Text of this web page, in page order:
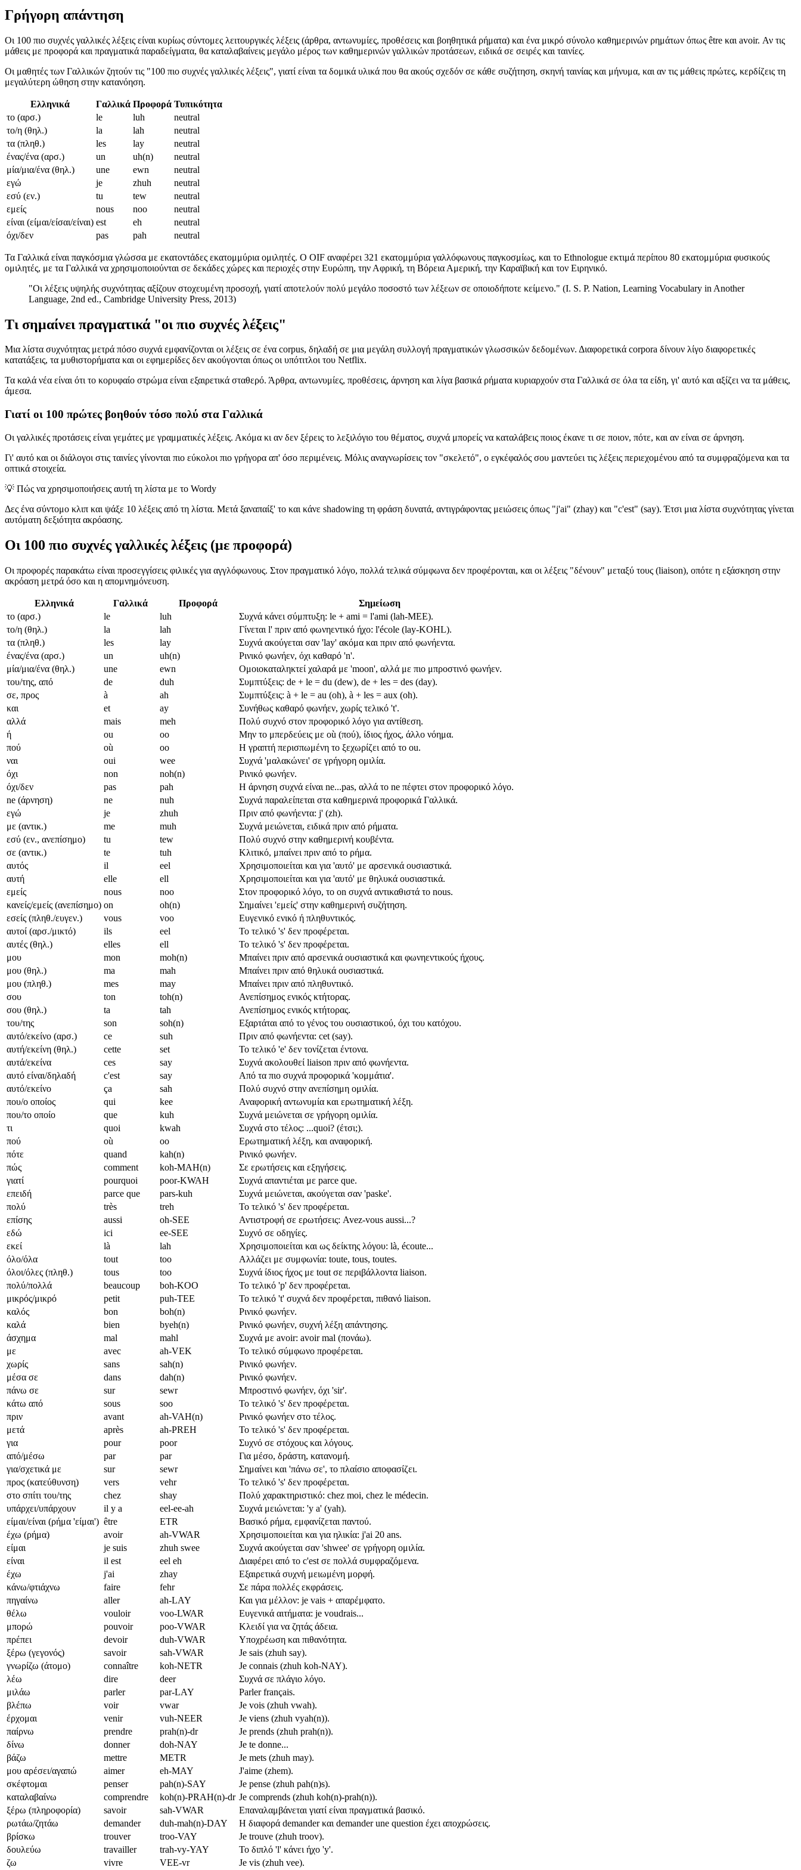
Γρήγορη απάντηση
Οι 100 πιο συχνές γαλλικές λέξεις είναι κυρίως σύντομες λειτουργικές λέξεις (άρθρα, αντωνυμίες, προθέσεις και βοηθητικά ρήματα) και ένα μικρό σύνολο καθημερινών ρημάτων όπως être και avoir. Αν τις
μάθεις με προφορά και πραγματικά παραδείγματα, θα καταλαβαίνεις μεγάλο μέρος των καθημερινών γαλλικών προτάσεων, ειδικά σε σειρές και ταινίες.
Οι μαθητές των Γαλλικών ζητούν τις "100 πιο συχνές γαλλικές λέξεις", γιατί είναι τα δομικά υλικά που θα ακούς σχεδόν σε κάθε συζήτηση, σκηνή ταινίας και μήνυμα, και αν τις μάθεις πρώτες, κερδίζεις τη
μεγαλύτερη ώθηση στην κατανόηση.
Ελληνικά Γαλλικά Προφορά Τυπικότητα
το (αρσ.)
le luh
neutral
το/η (θηλ.)
la lah
neutral
τα (πληθ.)
les lay
neutral
ένας/ένα (αρσ.)
un uh(n)
neutral
μία/μια/ένα (θηλ.)
une ewn
neutral
εγώ
je zhuh
neutral
εσύ (εν.)
tu tew
neutral
εμείς
nous noo
neutral
είναι (είμαι/είσαι/είναι) est eh
neutral
όχι/δεν
pas pah neutral
Τα Γαλλικά είναι παγκόσμια γλώσσα με εκατοντάδες εκατομμύρια ομιλητές. Ο OIF αναφέρει 321 εκατομμύρια γαλλόφωνους παγκοσμίως, και το Ethnologue εκτιμά περίπου 80 εκατομμύρια φυσικούς
ομιλητές, με τα Γαλλικά να χρησιμοποιούνται σε δεκάδες χώρες και περιοχές στην Ευρώπη, την Αφρική, τη Βόρεια Αμερική, την Καραϊβική και τον Ειρηνικό.
"Οι λέξεις υψηλής συχνότητας αξίζουν στοχευμένη προσοχή, γιατί αποτελούν πολύ μεγάλο ποσοστό των λέξεων σε οποιοδήποτε κείμενο." (I. S. P. Nation, Learning Vocabulary in Another
Language, 2nd ed., Cambridge University Press, 2013)
Τι σημαίνει πραγματικά "οι πιο συχνές λέξεις"
Μια λίστα συχνότητας μετρά πόσο συχνά εμφανίζονται οι λέξεις σε ένα corpus, δηλαδή σε μια μεγάλη συλλογή πραγματικών γλωσσικών δεδομένων. Διαφορετικά corpora δίνουν λίγο διαφορετικές
κατατάξεις, τα μυθιστορήματα και οι εφημερίδες δεν ακούγονται όπως οι υπότιτλοι του Netflix.
Τα καλά νέα είναι ότι το κορυφαίο στρώμα είναι εξαιρετικά σταθερό. Άρθρα, αντωνυμίες, προθέσεις, άρνηση και λίγα βασικά ρήματα κυριαρχούν στα Γαλλικά σε όλα τα είδη, γι' αυτό και αξίζει να τα μάθεις,
άμεσα.
Γιατί οι 100 πρώτες βοηθούν τόσο πολύ στα Γαλλικά
Οι γαλλικές προτάσεις είναι γεμάτες με γραμματικές λέξεις. Ακόμα κι αν δεν ξέρεις το λεξιλόγιο του θέματος, συχνά μπορείς να καταλάβεις ποιος έκανε τι σε ποιον, πότε, και αν είναι σε άρνηση.
Γι' αυτό και οι διάλογοι στις ταινίες γίνονται πιο εύκολοι πιο γρήγορα απ' όσο περιμένεις. Μόλις αναγνωρίσεις τον "σκελετό", ο εγκέφαλός σου μαντεύει τις λέξεις περιεχομένου από τα συμφραζόμενα και τα
οπτικά στοιχεία.
💡 Πώς να χρησιμοποιήσεις αυτή τη λίστα με το Wordy
Δες ένα σύντομο κλιπ και ψάξε 10 λέξεις από τη λίστα. Μετά ξαναπαίξ' το και κάνε shadowing τη φράση δυνατά, αντιγράφοντας μειώσεις όπως "j'ai" (zhay) και "c'est" (say). Έτσι μια λίστα συχνότητας γίνεται
αυτόματη δεξιότητα ακρόασης.
Οι 100 πιο συχνές γαλλικές λέξεις (με προφορά)
Οι προφορές παρακάτω είναι προσεγγίσεις φιλικές για αγγλόφωνους. Στον πραγματικό λόγο, πολλά τελικά σύμφωνα δεν προφέρονται, και οι λέξεις "δένουν" μεταξύ τους (liaison), οπότε η εξάσκηση στην
ακρόαση μετρά όσο και η απομνημόνευση.
Ελληνικά Γαλλικά Προφορά
Σημείωση
το (αρσ.)
le luh
Συχνά κάνει σύμπτυξη: le + ami = l'ami (lah-MEE).
το/η (θηλ.)
la lah
Γίνεται l' πριν από φωνηεντικό ήχο: l'école (lay-KOHL).
τα (πληθ.)
les lay
Συχνά ακούγεται σαν 'lay' ακόμα και πριν από φωνήεντα.
ένας/ένα (αρσ.)
un uh(n)
Ρινικό φωνήεν, όχι καθαρό 'n'.
μία/μια/ένα (θηλ.)
une ewn
Ομοιοκαταληκτεί χαλαρά με 'moon', αλλά με πιο μπροστινό φωνήεν.
του/της, από
de duh
Συμπτύξεις: de + le = du (dew), de + les = des (day).
σε, προς
à ah
Συμπτύξεις: à + le = au (oh), à + les = aux (oh).
και
et ay
Συνήθως καθαρό φωνήεν, χωρίς τελικό 't'.
αλλά
mais meh
Πολύ συχνό στον προφορικό λόγο για αντίθεση.
ή
ou oo
Μην το μπερδεύεις με où (πού), ίδιος ήχος, άλλο νόημα.
πού
où oo
Η γραπτή περισπωμένη το ξεχωρίζει από το ou.
ναι
oui wee
Συχνά 'μαλακώνει' σε γρήγορη ομιλία.
όχι
non noh(n)
Ρινικό φωνήεν.
όχι/δεν
pas pah
Η άρνηση συχνά είναι ne...pas, αλλά το ne πέφτει στον προφορικό λόγο.
ne (άρνηση)
ne nuh
Συχνά παραλείπεται στα καθημερινά προφορικά Γαλλικά.
εγώ
je zhuh
Πριν από φωνήεντα: j' (zh).
με (αντικ.)
me muh
Συχνά μειώνεται, ειδικά πριν από ρήματα.
εσύ (εν., ανεπίσημο)
tu tew
Πολύ συχνό στην καθημερινή κουβέντα.
σε (αντικ.)
te tuh
Κλιτικό, μπαίνει πριν από το ρήμα.
αυτός
il eel
Χρησιμοποιείται και για 'αυτό' με αρσενικά ουσιαστικά.
αυτή
elle ell
Χρησιμοποιείται και για 'αυτό' με θηλυκά ουσιαστικά.
εμείς
nous noo
Στον προφορικό λόγο, το on συχνά αντικαθιστά το nous.
κανείς/εμείς (ανεπίσημο) on oh(n)
Σημαίνει 'εμείς' στην καθημερινή συζήτηση.
εσείς (πληθ./ευγεν.)
vous voo
Ευγενικό ενικό ή πληθυντικός.
αυτοί (αρσ./μικτό)
ils eel
Το τελικό 's' δεν προφέρεται.
αυτές (θηλ.)
elles ell
Το τελικό 's' δεν προφέρεται.
μου
mon moh(n)
Μπαίνει πριν από αρσενικά ουσιαστικά και φωνηεντικούς ήχους.
μου (θηλ.)
ma mah
Μπαίνει πριν από θηλυκά ουσιαστικά.
μου (πληθ.)
mes may
Μπαίνει πριν από πληθυντικό.
σου
ton toh(n)
Ανεπίσημος ενικός κτήτορας.
σου (θηλ.)
ta tah
Ανεπίσημος ενικός κτήτορας.
του/της
son soh(n)
Εξαρτάται από το γένος του ουσιαστικού, όχι του κατόχου.
αυτό/εκείνο (αρσ.)
ce suh
Πριν από φωνήεντα: cet (say).
αυτή/εκείνη (θηλ.)
cette set
Το τελικό 'e' δεν τονίζεται έντονα.
αυτά/εκείνα
ces say
Συχνά ακολουθεί liaison πριν από φωνήεντα.
αυτό είναι/δηλαδή
c'est say
Από τα πιο συχνά προφορικά 'κομμάτια'.
αυτό/εκείνο
ça sah
Πολύ συχνό στην ανεπίσημη ομιλία.
που/ο οποίος
qui kee
Αναφορική αντωνυμία και ερωτηματική λέξη.
που/το οποίο
que kuh
Συχνά μειώνεται σε γρήγορη ομιλία.
τι
quoi kwah
Συχνά στο τέλος: ...quoi? (έτσι;).
πού
où oo
Ερωτηματική λέξη, και αναφορική.
πότε
quand kah(n)
Ρινικό φωνήεν.
πώς
comment koh-MAH(n)
Σε ερωτήσεις και εξηγήσεις.
γιατί
pourquoi poor-KWAH
Συχνά απαντιέται με parce que.
επειδή
parce que pars-kuh
Συχνά μειώνεται, ακούγεται σαν 'paske'.
πολύ
très treh
Το τελικό 's' δεν προφέρεται.
επίσης
aussi oh-SEE
Αντιστροφή σε ερωτήσεις: Avez-vous aussi...?
εδώ
ici ee-SEE
Συχνό σε οδηγίες.
εκεί
là lah
Χρησιμοποιείται και ως δείκτης λόγου: là, écoute...
όλο/όλα
tout too
Αλλάζει με συμφωνία: toute, tous, toutes.
όλοι/όλες (πληθ.)
tous too
Συχνά ίδιος ήχος με tout σε περιβάλλοντα liaison.
πολύ/πολλά
beaucoup boh-KOO
Το τελικό 'p' δεν προφέρεται.
μικρός/μικρό
petit puh-TEE
Το τελικό 't' συχνά δεν προφέρεται, πιθανό liaison.
καλός
bon boh(n)
Ρινικό φωνήεν.
καλά
bien byeh(n)
Ρινικό φωνήεν, συχνή λέξη απάντησης.
άσχημα
mal mahl
Συχνά με avoir: avoir mal (πονάω).
με
avec ah-VEK
Το τελικό σύμφωνο προφέρεται.
χωρίς
sans sah(n)
Ρινικό φωνήεν.
μέσα σε
dans dah(n)
Ρινικό φωνήεν.
πάνω σε
sur sewr
Μπροστινό φωνήεν, όχι 'sir'.
κάτω από
sous soo
Το τελικό 's' δεν προφέρεται.
πριν
avant ah-VAH(n)
Ρινικό φωνήεν στο τέλος.
μετά
après ah-PREH
Το τελικό 's' δεν προφέρεται.
για
pour poor
Συχνό σε στόχους και λόγους.
από/μέσω
par par
Για μέσο, δράστη, κατανομή.
για/σχετικά με
sur sewr
Σημαίνει και 'πάνω σε', το πλαίσιο αποφασίζει.
προς (κατεύθυνση)
vers vehr
Το τελικό 's' δεν προφέρεται.
στο σπίτι του/της
chez shay
Πολύ χαρακτηριστικό: chez moi, chez le médecin.
υπάρχει/υπάρχουν
il y a eel-ee-ah
Συχνά μειώνεται: 'y a' (yah).
είμαι/είναι (ρήμα 'είμαι') être ETR
Βασικό ρήμα, εμφανίζεται παντού.
έχω (ρήμα)
avoir ah-VWAR
Χρησιμοποιείται και για ηλικία: j'ai 20 ans.
είμαι
je suis zhuh swee
Συχνά ακούγεται σαν 'shwee' σε γρήγορη ομιλία.
είναι
il est eel eh
Διαφέρει από το c'est σε πολλά συμφραζόμενα.
έχω
j'ai zhay
Εξαιρετικά συχνή μειωμένη μορφή.
κάνω/φτιάχνω
faire fehr
Σε πάρα πολλές εκφράσεις.
πηγαίνω
aller ah-LAY
Και για μέλλον: je vais + απαρέμφατο.
θέλω
vouloir voo-LWAR
Ευγενικά αιτήματα: je voudrais...
μπορώ
pouvoir poo-VWAR
Κλειδί για να ζητάς άδεια.
πρέπει
devoir duh-VWAR
Υποχρέωση και πιθανότητα.
ξέρω (γεγονός)
savoir sah-VWAR
Je sais (zhuh say).
γνωρίζω (άτομο)
connaître koh-NETR
Je connais (zhuh koh-NAY).
λέω
dire deer
Συχνά σε πλάγιο λόγο.
μιλάω
parler par-LAY
Parler français.
βλέπω
voir vwar
Je vois (zhuh vwah).
έρχομαι
venir vuh-NEER
Je viens (zhuh vyah(n)).
παίρνω
prendre prah(n)-dr
Je prends (zhuh prah(n)).
δίνω
donner doh-NAY
Je te donne...
βάζω
mettre METR
Je mets (zhuh may).
μου αρέσει/αγαπώ
aimer eh-MAY
J'aime (zhem).
σκέφτομαι
penser pah(n)-SAY
Je pense (zhuh pah(n)s).
καταλαβαίνω
comprendre koh(n)-PRAH(n)-dr Je comprends (zhuh koh(n)-prah(n)).
ξέρω (πληροφορία)
savoir sah-VWAR
Επαναλαμβάνεται γιατί είναι πραγματικά βασικό.
ρωτάω/ζητάω
demander duh-mah(n)-DAY
Η διαφορά demander και demander une question έχει αποχρώσεις.
βρίσκω
trouver troo-VAY
Je trouve (zhuh troov).
δουλεύω
travailler trah-vy-YAY
Το διπλό 'l' κάνει ήχο 'y'.
ζω
vivre VEE-vr Je vis (zhuh vee).